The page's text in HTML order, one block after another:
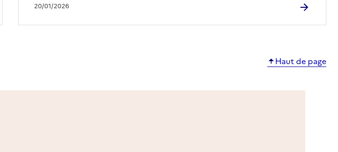
20/01/2026
Haut de page